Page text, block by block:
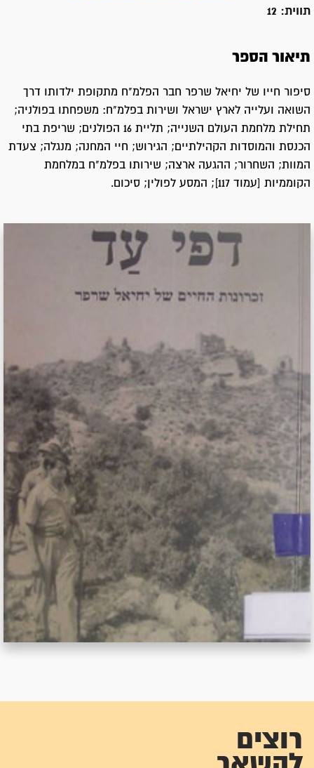
תווית: 12
תיאור הספר
סיפור חייו של יחיאל שרפר חבר הפלמ"ח מתקופת ילדותו דרך
השואה ועלייה לארץ ישראל ושירות בפלמ"ח: משפחתו בפולניה;
תחילת מלחמת העולם השנייה; תליית 16 הפולנים; שריפת בתי
הכנסת והמוסדות הקהילתיים; הגירוש; חיי המחנה; מנגלה; צעדת
המוות; השחרור; ההגעה ארצה; שירותו בפלמ"ח במלחמת
הקוממיות [עמוד 117]; המסע לפולין; סיכום.
רוצים